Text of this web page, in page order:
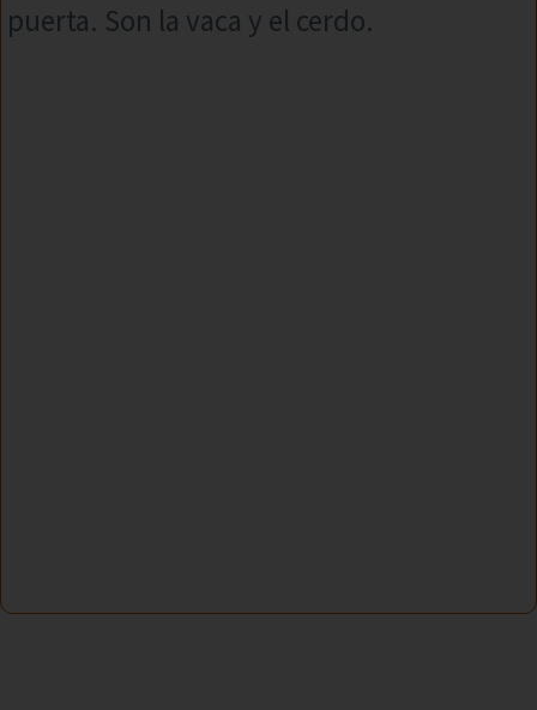
puerta. Son la vaca y el cerdo.